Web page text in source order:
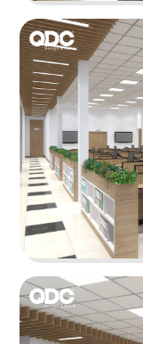
Các vị trí
mang đến